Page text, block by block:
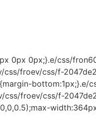
0px 0px;}.e/css/
css/froev/css/f-
froev/css/f-